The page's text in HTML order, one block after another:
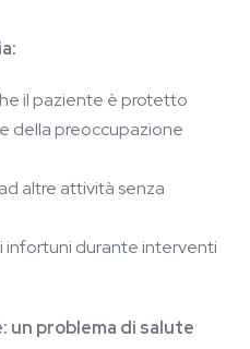
il paziente è protetto
della preoccupazione
altre attività senza
infortuni durante interventi
un problema di salute